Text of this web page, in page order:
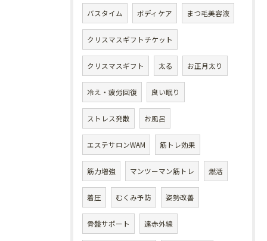
バスタイム ボディケア まつ毛美容液
クリスマスギフトチケット
クリスマスギフト 太る お正月太り
冷え・疲労回復 良い眠り
ストレス発散 お風呂
エステサロンWAM 筋トレ効果
筋力増強 マンツーマン筋トレ 燃活
着圧 むくみ予防 姿勢改善
骨盤サポート 遠赤外線